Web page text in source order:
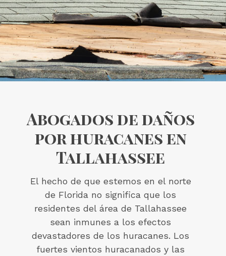
Abogados de daños
por huracanes en
Tallahassee
El hecho de que estemos en el norte
de Florida no significa que los
residentes del área de Tallahassee
sean inmunes a los efectos
devastadores de los huracanes. Los
fuertes vientos huracanados y las